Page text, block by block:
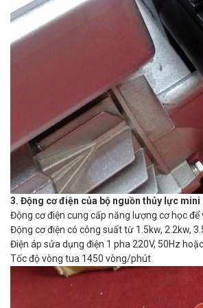
3. Động cơ điện của bộ nguồn thủy lực mini
Động cơ điện cung cấp năng lượng cơ học
Động cơ điện có công suất từ 1.5kw, 2.2kw,
Điện áp sửa dụng điện 1 pha 220V, 50Hz
Tốc độ vòng tua 1450 vòng/phút